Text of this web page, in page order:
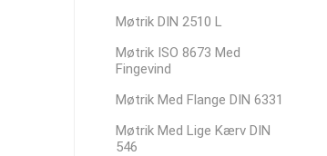
Møtrik DIN 2510 L
Møtrik ISO 8673 Med
Fingevind
Møtrik Med Flange DIN 6331
Møtrik Med Lige Kærv DIN
546